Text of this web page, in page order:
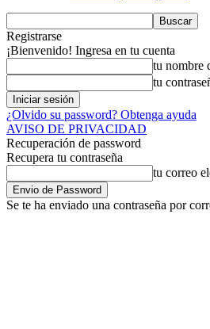
Registrarse
¡Bienvenido! Ingresa en tu cuenta
tu nombre
tu
¿Olvido su password? Obtenga ayuda
AVISO DE PRIVACIDAD
Recuperación de password
Recupera tu contraseña
tu correo
Se te ha enviado una contraseña por